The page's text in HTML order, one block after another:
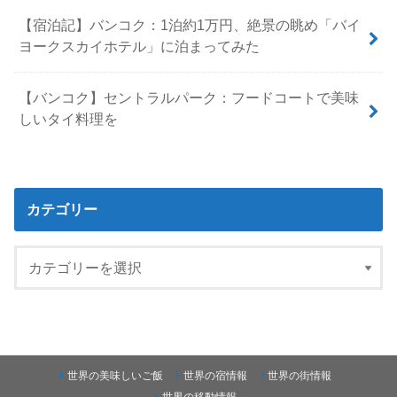
【宿泊記】バンコク：1泊約1万円、絶景の眺め「バイ
ヨークスカイホテル」に泊まってみた
【バンコク】セントラルパーク：フードコートで美味
しいタイ料理を
カテゴリー
世界の美味しいご飯 世界の宿情報
世界の街情報